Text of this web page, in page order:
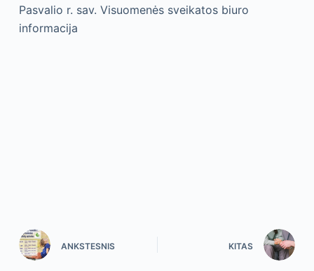
Pasvalio r. sav. Visuomenės sveikatos biuro
informacija
ANKSTESNIS KITAS